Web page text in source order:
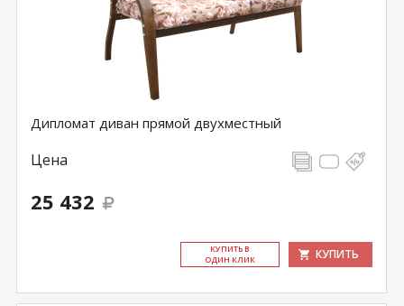
Дипломат диван прямой двухместный
Цена
25 432
КУ­ПИТЬ В
ОДИН КЛИК
КУПИТЬ